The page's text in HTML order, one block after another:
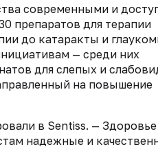
современными и
препаратов для терапии
до катаракты и
— среди них
для слепых и
на повышение
в Sentiss. — Здоровье
надежные и